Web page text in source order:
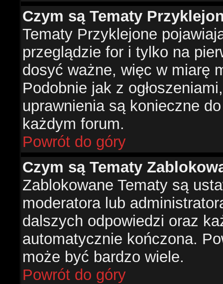
Czym są Tematy
Tematy Przyklejone
przeglądzie for i tylko na
dosyć ważne, więc w miarę
Podobnie jak z
uprawnienia są konieczne
każdym forum.
Powrót do góry
Czym są Tematy
Zablokowane Tematy są
moderatora lub
dalszych odpowiedzi oraz
automatycznie kończona.
może być bardzo wiele.
Powrót do góry